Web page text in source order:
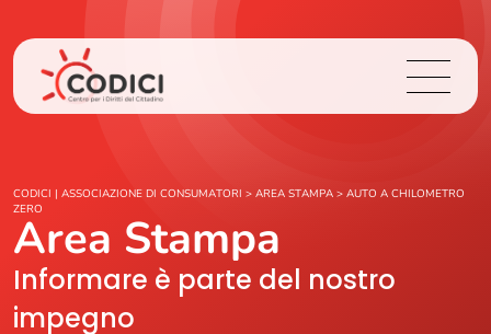
Chi Siamo
Cosa Facciamo
Area Stampa
CODICI | ASSOCIAZIONE DI CONSUMATORI > AREA STAMPA > AUTO A CHILOMETRO
ZERO
Area Stampa
Informare è parte del nostro
impegno